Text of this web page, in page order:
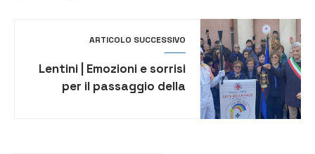
sabotaggio e il silenzio”
ARTICOLO SUCCESSIVO
Lentini | Emozioni e sorrisi
per il passaggio della